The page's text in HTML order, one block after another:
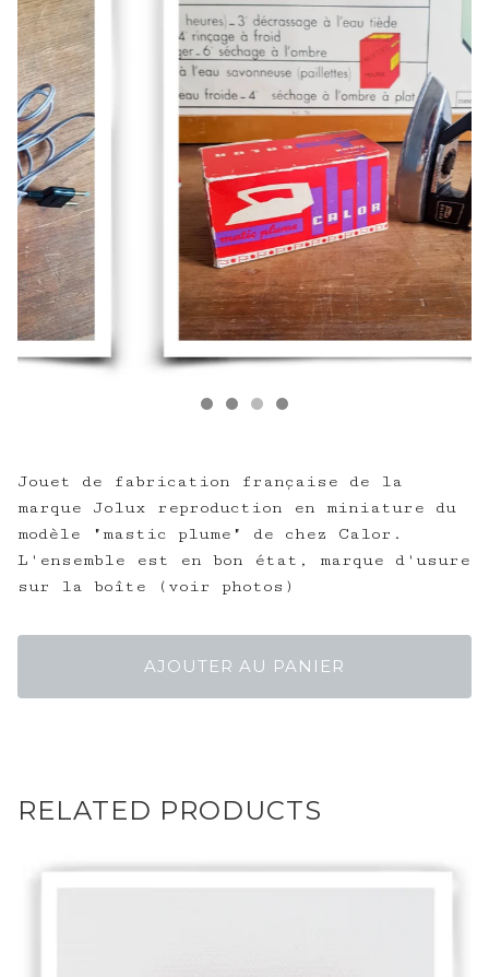
Jouet de fabrication française de la
marque Jolux reproduction en miniature du
modèle "mastic plume" de chez Calor.
L'ensemble est en bon état, marque d'usure
sur la boîte (voir photos)
AJOUTER AU PANIER
RELATED PRODUCTS